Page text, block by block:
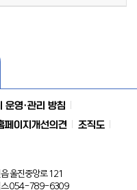
운영·관리 방침
페이지개선의견
조직도
울진중앙로 121
054-789-6309